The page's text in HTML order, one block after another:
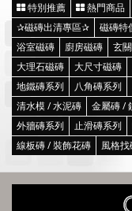
特別推薦 熱門商品
✰磁磚出清專區✰
磁磚
浴室磁磚
廚房磁磚 玄
大理石磁磚
大尺寸磁磚
地鐵磚系列
八角磚系列
清水模 / 水泥磚
金屬磚 /
外牆磚系列
止滑磚系列
線板磚 / 裝飾花磚
風格